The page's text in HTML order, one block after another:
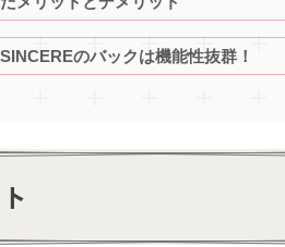
のバックは機能性抜群！